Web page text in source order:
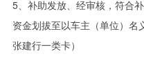
5、补助发放、经审核，符合
资金划拔至以车主（单位）
张建行一类卡）